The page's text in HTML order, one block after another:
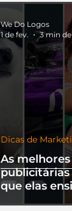
As
publicitárias
que elas
Dicas de
We Do Logos
1 de fev.
3 min